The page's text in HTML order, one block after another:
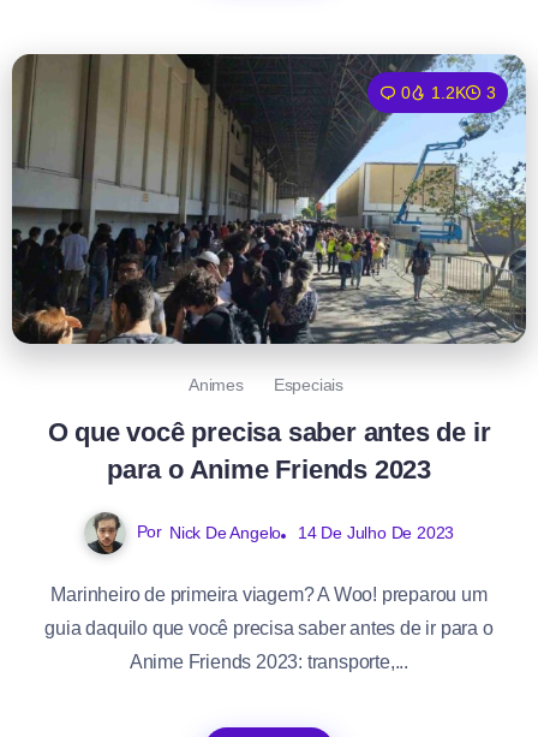
0 1.2K 3
Animes Especiais
O que você precisa saber antes de ir
para o Anime Friends 2023
Por Nick De Angelo 14 De Julho De 2023
Marinheiro de primeira viagem? A Woo! preparou um
guia daquilo que você precisa saber antes de ir para o
Anime Friends 2023: transporte,...